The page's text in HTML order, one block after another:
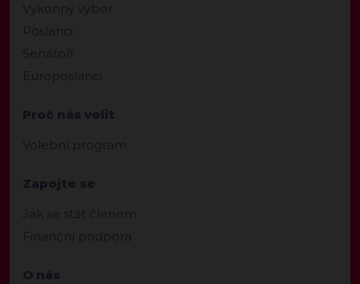
Výkonný výbor
Poslanci
Senátoři
Europoslanci
Proč nás volit
Volební program
Zapojte se
Jak se stát členem
Finanční podpora
O nás